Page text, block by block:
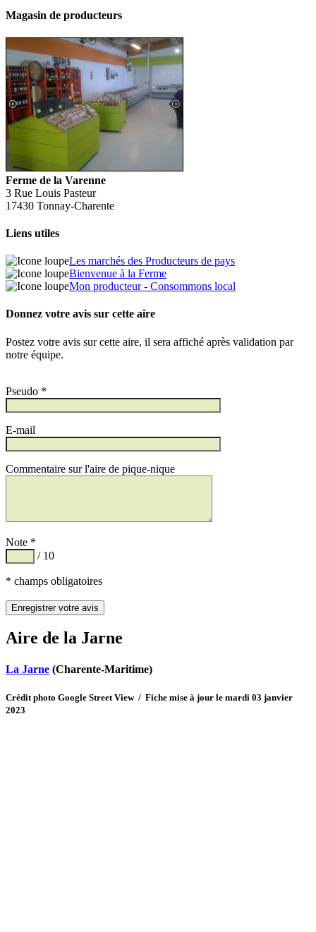
Magasin de producteurs
Ferme de la Varenne
3 Rue Louis Pasteur
17430 Tonnay-Charente
Liens utiles
Les marchés des Producteurs de pays
Bienvenue à la Ferme
Mon producteur - Consommons local
Donnez votre avis sur cette aire
Postez votre avis sur cette aire, il sera affiché après validation par
notre équipe.
Pseudo *
E-mail
Commentaire sur l'aire de pique-nique
Note *
/ 10
* champs obligatoires
Aire de la Jarne
La Jarne (Charente-Maritime)
Crédit photo Google Street View / Fiche mise à jour le mardi 03 janvier
2023